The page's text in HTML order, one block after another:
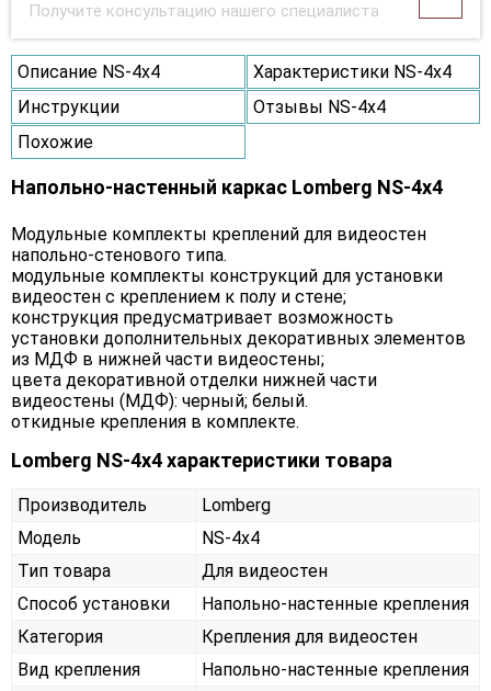
Получите консультацию нашего специалиста
Описание NS-4х4
Характеристики NS-4х4
Инструкции
Отзывы NS-4х4
Похожие
Напольно-настенный каркас Lomberg NS-4х4
Модульные комплекты креплений для видеостен
напольно-стенового типа.
модульные комплекты конструкций для установки
видеостен с креплением к полу и стене;
конструкция предусматривает возможность
установки дополнительных декоративных элементов
из МДФ в нижней части видеостены;
цвета декоративной отделки нижней части
видеостены (МДФ): черный; белый.
откидные крепления в комплекте.
Lomberg NS-4х4 характеристики товара
Производитель
Lomberg
Модель
NS-4х4
Тип товара
Для видеостен
Способ установки
Напольно-настенные крепления
Категория
Крепления для видеостен
Вид крепления
Напольно-настенные крепления